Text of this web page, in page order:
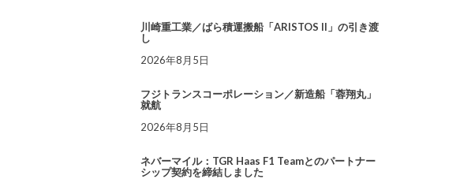
川崎重工業／ばら積運搬船「ARISTOS II」の引き渡
し
2026年8月5日
フジトランスコーポレーション／新造船「蓉翔丸」
就航
2026年8月5日
ネバーマイル：TGR Haas F1 Teamとのパートナー
シップ契約を締結しました